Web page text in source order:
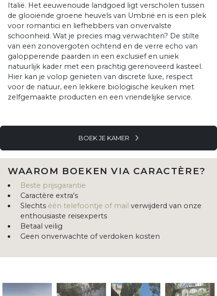
Italië. Het eeuwenoude landgoed ligt verscholen tussen
de glooiende groene heuvels van Umbrië en is een plek
voor romantici en liefhebbers van onvervalste
schoonheid. Wat je precies mag verwachten? De stilte
van een zonovergoten ochtend en de verre echo van
galopperende paarden in een exclusief en uniek
natuurlijk kader met een prachtig gerenoveerd kasteel.
Hier kan je volop genieten van discrete luxe, respect
voor de natuur, een lekkere biologische keuken met
zelfgemaakte producten en een vriendelijke service.
BOEK JE KAMER
WAAROM BOEKEN VIA CARACTÈRE?
Beste prijsgarantie
Caractère extra's
Slechts één telefoontje of mail verwijderd van onze
enthousiaste reisexperts
Betaal veilig
Geen onverwachte of verdoken kosten